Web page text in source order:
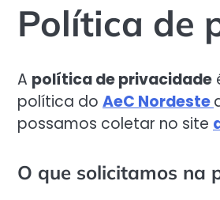
Política de
A política de privacidade
política do AeC Nordeste
possamos coletar no site
O que solicitamos na